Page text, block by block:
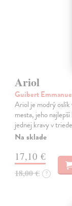
Ariol
Guibert
Ariol je modrý oslík
mesta, jeho
jednej kravy v
Na sklade
17,10 €
18,00 € ?